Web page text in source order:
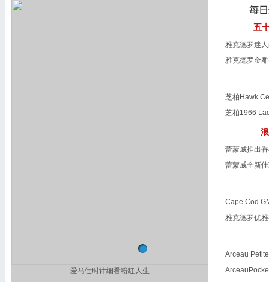
2013年巴塞尔表展——欧米茄现场报道2（女表）
五
雅克德罗迷
雅克德罗金
芝柏Hawk
运动风尚
芝柏1966
蕾蒙威推出
蕾蒙威全新
Cape Cod
雅克德罗优
Arceau